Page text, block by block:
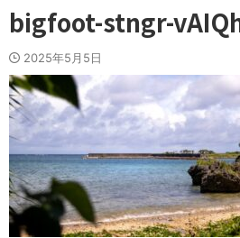
bigfoot-stngr-
2025年5月5日